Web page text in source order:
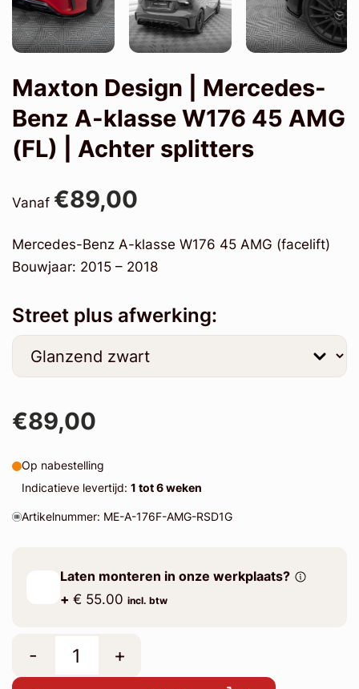
Maxton Design | Mercedes-
Benz A-klasse W176 45 AMG
(FL) | Achter splitters
Vanaf €89,00
Mercedes-Benz A-klasse W176 45 AMG (facelift)
Bouwjaar: 2015 – 2018
Street plus afwerking:
€89,00
Op nabestelling
Indicatieve levertijd: 1 tot 6 weken
Artikelnummer: ME-A-176F-AMG-RSD1G
Laten monteren in onze werkplaats?
+ € 55.00 incl. btw
- +